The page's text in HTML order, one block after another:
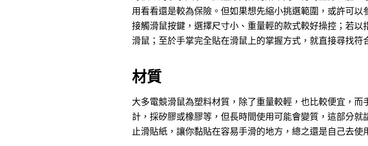
用看看還是較為保險。但如果想先縮小挑選範圍，或許可
接觸滑鼠按鍵，選擇尺寸小、重量輕的款式較好操控；若
滑鼠；至於手掌完全貼在滑鼠上的掌握方式，就直接尋找符
材質
大多電競滑鼠為塑料材質，除了重量較輕，也比較便宜，
計，採矽膠或橡膠等，但長時間使用可能會變質，這部分
止滑貼紙，讓你黏貼在容易手滑的地方，總之還是自己去使